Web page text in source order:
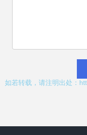
如若转载，请注明出处：